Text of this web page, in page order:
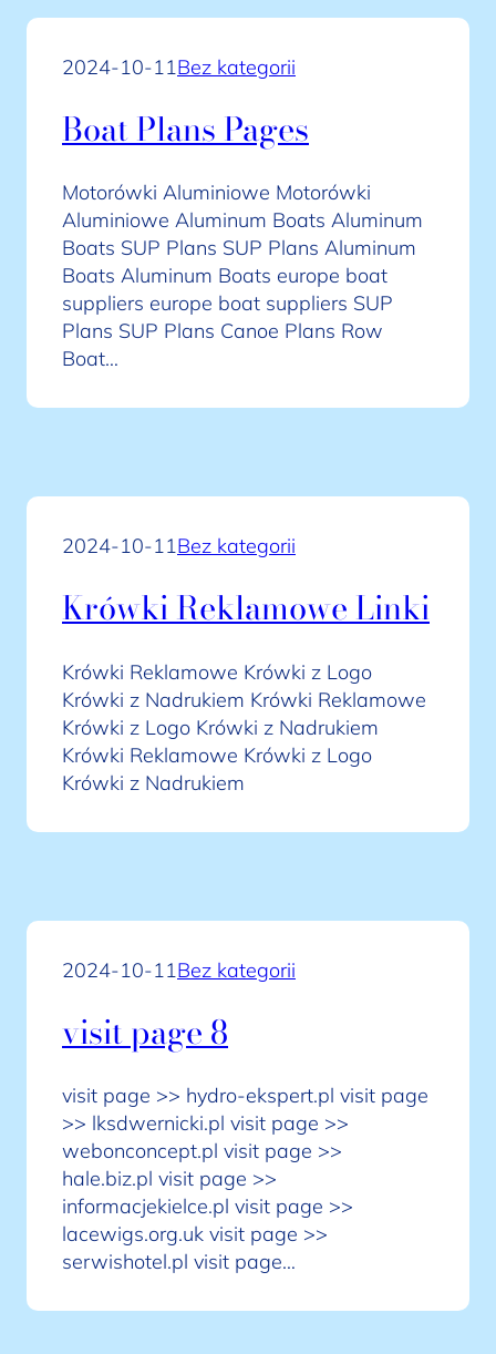
2024-10-11Bez kategorii
Boat Plans Pages
Motorówki Aluminiowe Motorówki
Aluminiowe Aluminum Boats Aluminum
Boats SUP Plans SUP Plans Aluminum
Boats Aluminum Boats europe boat
suppliers europe boat suppliers SUP
Plans SUP Plans Canoe Plans Row
Boat…
2024-10-11Bez kategorii
Krówki Reklamowe Linki
Krówki Reklamowe Krówki z Logo
Krówki z Nadrukiem Krówki Reklamowe
Krówki z Logo Krówki z Nadrukiem
Krówki Reklamowe Krówki z Logo
Krówki z Nadrukiem
2024-10-11 Bez kategorii
visit page 8
visit page >> hydro-ekspert.pl visit page
>> lksdwernicki.pl visit page >>
webonconcept.pl visit page >>
hale.biz.pl visit page >>
informacjekielce.pl visit page >>
lacewigs.org.uk visit page >>
serwishotel.pl visit page…